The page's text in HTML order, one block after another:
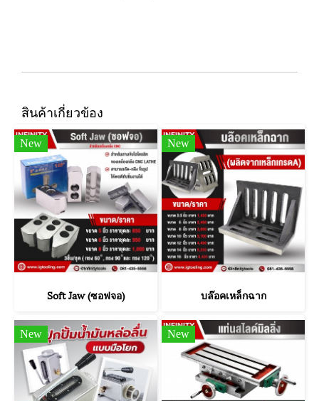
สินค้าเกี่ยวข้อง
New
Soft Jaw (ซอฟจอ)
New
บล๊อคเหล็กฉาก
New New